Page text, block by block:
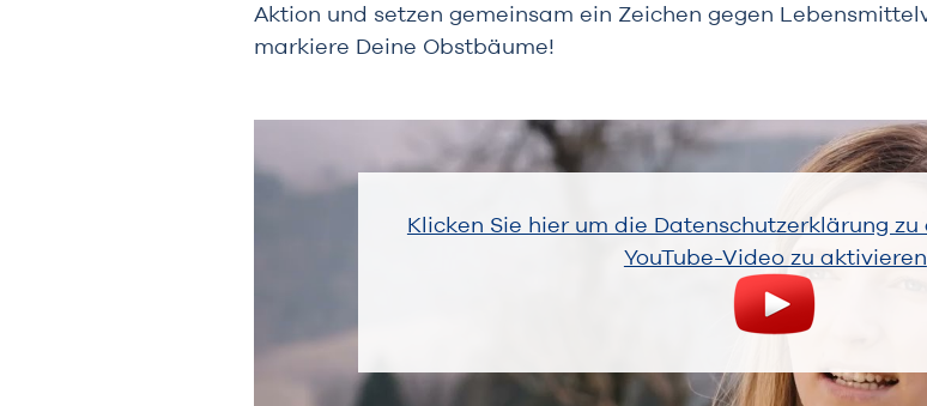
Aktion und setzen gemeinsam ein Zeichen gegen
markiere Deine Obstbäume!
Klicken Sie hier um die Datenschutzerklärung
YouTube-Video zu aktivieren